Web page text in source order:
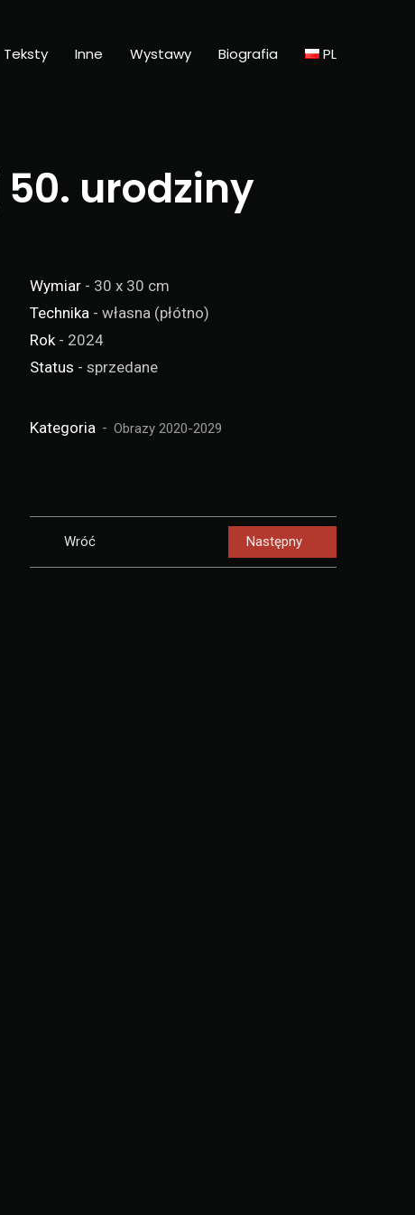
Teksty Inne Wystawy Biografia PL
urodziny
Wymiar - 30 x 30 cm
Technika - własna (płótno)
Rok- 2024
Status - sprzedane
Kategoria Obrazy 2020-2029
Wróć Następny